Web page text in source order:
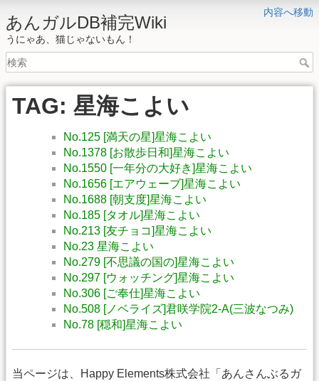
内容へ移動
あんガルDB補完Wiki
うにゃあ、猫じゃないもん！
TAG: 星海こよい
No.125 [満天の星]星海こよい
No.1378 [お散歩日和]星海こよい
No.1550 [一年分の大好き]星海こよい
No.1656 [エアウェーブ]星海こよい
No.1688 [朝支度]星海こよい
No.185 [タオル]星海こよい
No.213 [友チョコ]星海こよい
No.23 星海こよい
No.279 [不思議の国の]星海こよい
No.297 [ウォッチング]星海こよい
No.306 [ご奉仕]星海こよい
No.508 [ノベライズ]君咲学院2-A(三波なつみ)
No.78 [穏和]星海こよい
当ページは、Happy Elements株式会社「あんさんぶるガ